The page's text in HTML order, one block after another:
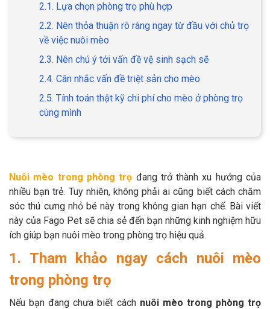
Khách sạn chó mèo
Dịch vụ cắt tỉa lông chó
Dịch vụ mua bán chó
Dịch vụ phối giống chó
mèo
spa cho thú cưng
Thông tin về mèo
CHÍNH SÁCH
Chính sách mua hàng Chính sách vận chuyển
Chính sách bảo hành
2.1. Lựa chọn phòng trọ phù hợp
2.2. Nên thỏa thuận rõ ràng ngay từ đầu với chủ trọ
về việc nuôi mèo
2.3. Nên chú ý tới vấn đề vệ sinh sạch sẽ
2.4. Cân nhắc vấn đề triệt sản cho mèo
2.5. Tính toán thật kỹ chi phí cho mèo ở phòng trọ
cùng mình
Nuôi mèo trong phòng trọ đang trở thành xu hướng của
nhiều bạn trẻ. Tuy nhiên, không phải ai cũng biết cách chăm
sóc thú cưng nhỏ bé này trong không gian hạn chế. Bài viết
này của Fago Pet sẽ chia sẻ đến bạn những kinh nghiệm hữu
ích giúp bạn nuôi mèo trong phòng trọ hiệu quả.
1. Tham khảo ngay cách nuôi mèo
trong phòng trọ
Nếu bạn đang chưa biết cách nuôi mèo trong phòng trọ